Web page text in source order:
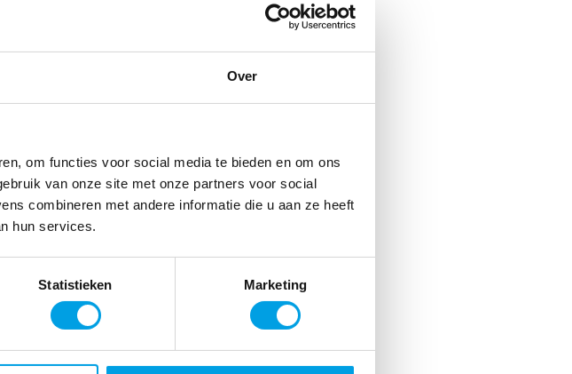
Over
om functies voor social media te bieden en om ons
van onze site met onze partners voor social
combineren met andere informatie die u aan ze heeft
hun services.
Statistieken Marketing
of